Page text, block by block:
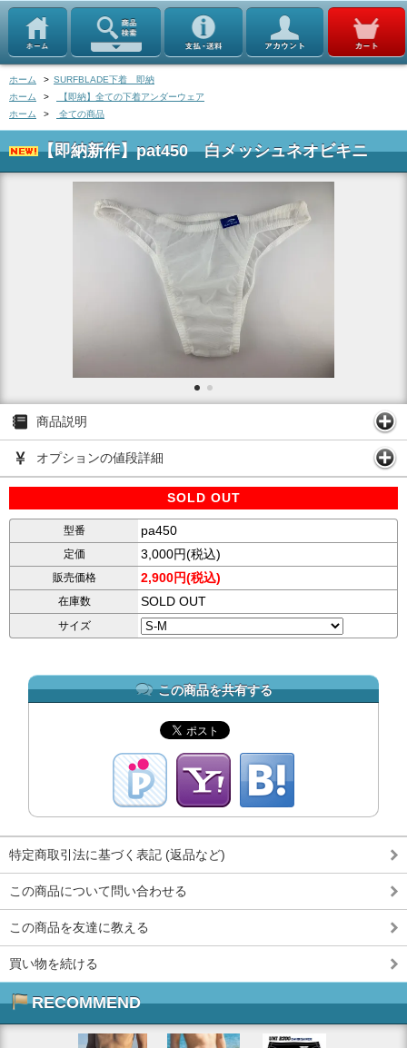
ホーム > SURFBLADE下着 即納
ホーム
>
【即納】全ての下着アンダーウェア
ホーム
> 全ての商品
【即納新作】pat450 白メッシュネオビキニ
商品説明
オプションの値段詳細
SOLD OUT
型番 pa450
定価 3,000円(税込)
販売価格 2,900円(税込)
在庫数 SOLD OUT
サイズ
この商品を共有する
特定商取引法に基づく表記 (返品など)
この商品について問い合わせる
この商品を友達に教える
買い物を続ける
RECOMMEND